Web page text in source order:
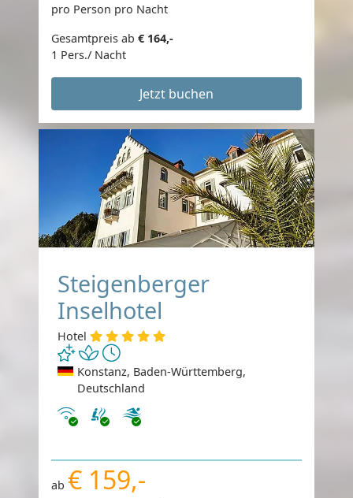
pro Person pro Nacht
Gesamtpreis ab € 164,-
1 Pers./ Nacht
Jetzt buchen
Steigenberger
Inselhotel
Hotel
Konstanz, Baden-Württemberg,
Deutschland
Internet
ab € 159,-